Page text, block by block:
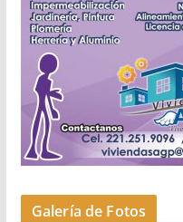
Galería de Fotos